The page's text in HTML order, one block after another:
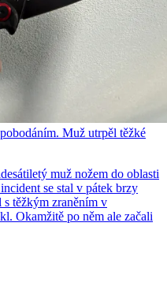
Muž utrpěl těžké
muž nožem do oblasti
se stal v pátek brzy
těžkým zraněním v
Okamžitě po něm ale začali